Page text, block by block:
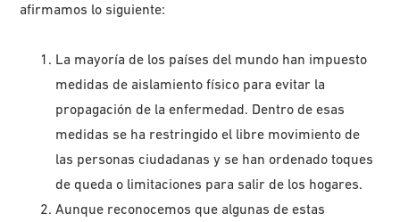
afirmamos lo siguiente:
La mayoría de los países del mundo han impuesto
medidas de aislamiento físico para evitar la
propagación de la enfermedad. Dentro de esas
medidas se ha restringido el libre movimiento de
las personas ciudadanas y se han ordenado toques
de queda o limitaciones para salir de los hogares.
Aunque reconocemos que algunas de estas